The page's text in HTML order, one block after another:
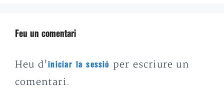
Feu un comentari
Heu d'iniciar la sessió
per escriure un
comentari.